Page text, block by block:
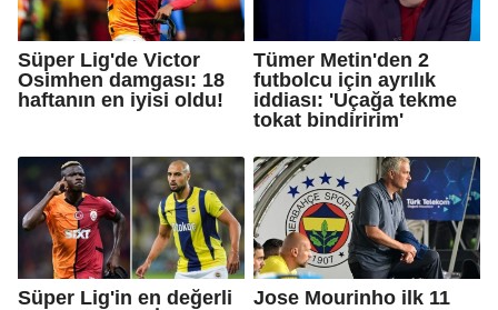
Süper Lig'de Victor
Osimhen damgası: 18
haftanın en iyisi oldu!
Tümer Metin'den 2
futbolcu için ayrılık
iddiası: 'Uçağa tekme
tokat bindiririm'
Süper Lig'in en değerli
Jose Mourinho ilk 11